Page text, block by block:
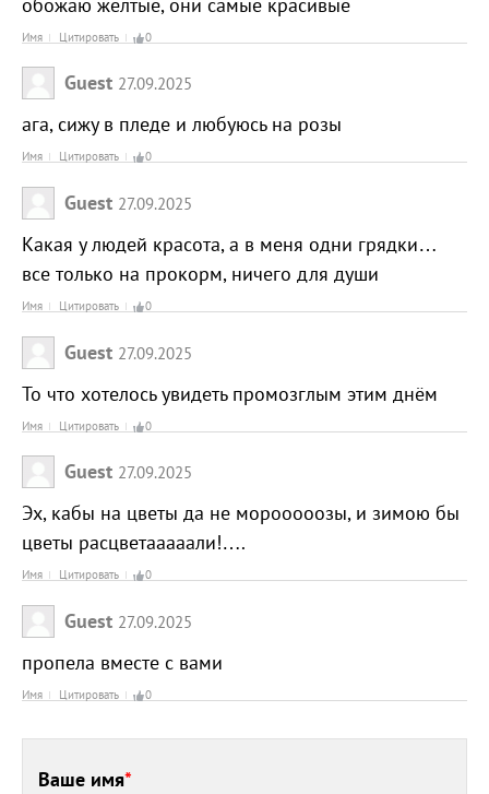
Имя Цитировать 0
Guest 27.09.2025
ага, сижу в пледе и любуюсь на розы
Имя Цитировать 0
Guest 27.09.2025
Какая у людей красота, а в меня одни грядки…
все только на прокорм, ничего для души
Имя Цитировать 0
Guest 27.09.2025
То что хотелось увидеть промозглым этим днём
Имя Цитировать 0
Guest 27.09.2025
Эх, кабы на цветы да не морооооозы, и зимою бы
цветы расцветааааали!….
Имя Цитировать 0
Guest 27.09.2025
пропела вместе с вами
Имя Цитировать 0
Ваше имя*